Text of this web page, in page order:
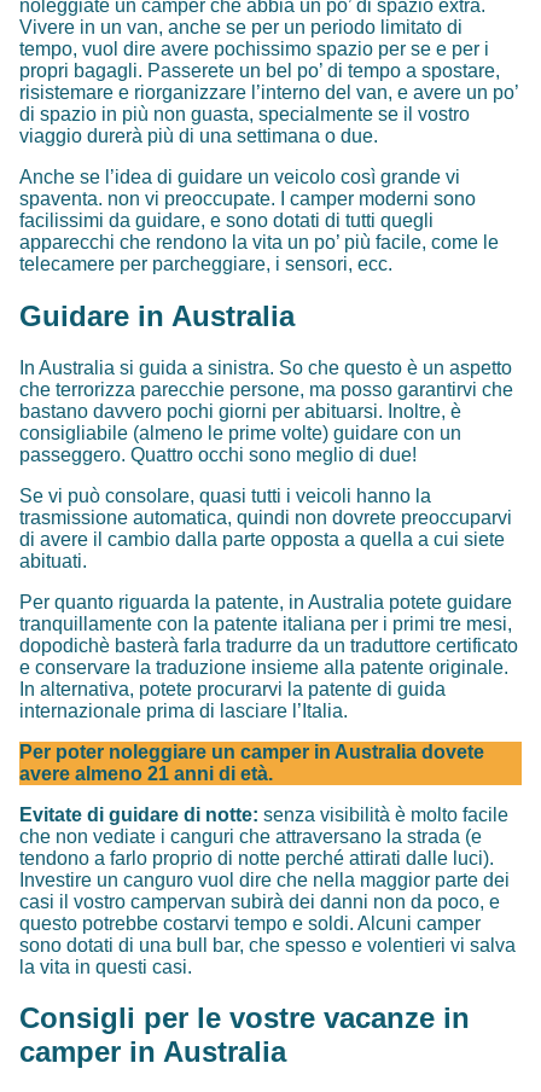
noleggiate un camper che abbia un po’ di spazio extra.
Vivere in un van, anche se per un periodo limitato di
tempo, vuol dire avere pochissimo spazio per se e per i
propri bagagli. Passerete un bel po’ di tempo a spostare,
risistemare e riorganizzare l’interno del van, e avere un po’
di spazio in più non guasta, specialmente se il vostro
viaggio durerà più di una settimana o due.
Anche se l’idea di guidare un veicolo così grande vi
spaventa. non vi preoccupate. I camper moderni sono
facilissimi da guidare, e sono dotati di tutti quegli
apparecchi che rendono la vita un po’ più facile, come le
telecamere per parcheggiare, i sensori, ecc.
Guidare in Australia
In Australia si guida a sinistra. So che questo è un aspetto
che terrorizza parecchie persone, ma posso garantirvi che
bastano davvero pochi giorni per abituarsi. Inoltre, è
consigliabile (almeno le prime volte) guidare con un
passeggero. Quattro occhi sono meglio di due!
Se vi può consolare, quasi tutti i veicoli hanno la
trasmissione automatica, quindi non dovrete preoccuparvi
di avere il cambio dalla parte opposta a quella a cui siete
abituati.
Per quanto riguarda la patente, in Australia potete guidare
tranquillamente con la patente italiana per i primi tre mesi,
dopodichè basterà farla tradurre da un traduttore certificato
e conservare la traduzione insieme alla patente originale.
In alternativa, potete procurarvi la patente di guida
internazionale prima di lasciare l’Italia.
Per poter noleggiare un camper in Australia dovete
avere almeno 21 anni di età.
Evitate di guidare di notte: senza visibilità è molto facile
che non vediate i canguri che attraversano la strada (e
tendono a farlo proprio di notte perché attirati dalle luci).
Investire un canguro vuol dire che nella maggior parte dei
casi il vostro campervan subirà dei danni non da poco, e
questo potrebbe costarvi tempo e soldi. Alcuni camper
sono dotati di una bull bar, che spesso e volentieri vi salva
la vita in questi casi.
Consigli per le vostre vacanze in
camper in Australia